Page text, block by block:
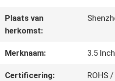
OVER
ONS
FABRIEKSTOCHT
Plaats van
herkomst:
Merknaam: 3.5 Inch
Certificering: ROHS